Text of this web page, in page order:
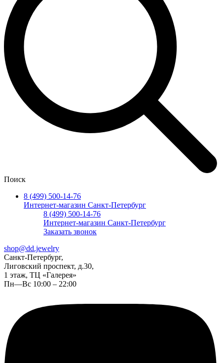
Поиск
8 (499) 500-14-76
Интернет-магазин Санкт-Петербург
8 (499) 500-14-76
Интернет-магазин Санкт-Петербург
Заказать звонок
shop@dd.jewelry
Санкт-Петербург,
Лиговский проспект, д.30,
1 этаж, ТЦ «Галерея»
Пн—Вс 10:00 – 22:00